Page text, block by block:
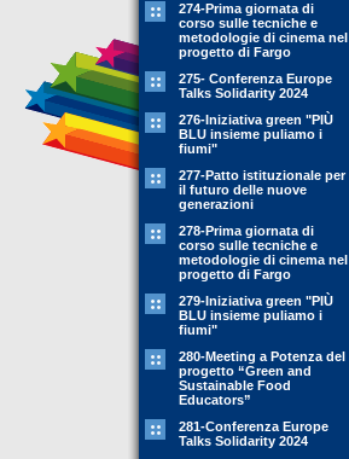
274-Prima giornata di
corso sulle tecniche e
metodologie di cinema nel
progetto di Fargo
275- Conferenza Europe
Talks Solidarity 2024
276-Iniziativa green "PIÙ
BLU insieme puliamo i
fiumi"
277-Patto istituzionale per
il futuro delle nuove
generazioni
278-Prima giornata di
corso sulle tecniche e
metodologie di cinema nel
progetto di Fargo
279-Iniziativa green "PIÙ
BLU insieme puliamo i
fiumi"
280-Meeting a Potenza del
progetto “Green and
Sustainable Food
Educators”
281-Conferenza Europe
Talks Solidarity 2024